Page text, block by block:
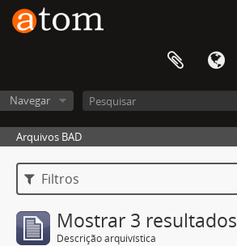
Navegar
Arquivos BAD
Filtros
Mostrar 3 resultados
Descrição arquivística